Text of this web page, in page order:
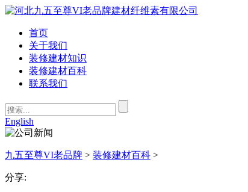
首页
关于我们
装修建材知识
装修建材百科
联系我们
English
九五至尊VI老品牌 > 装修建材百科 >
分享: